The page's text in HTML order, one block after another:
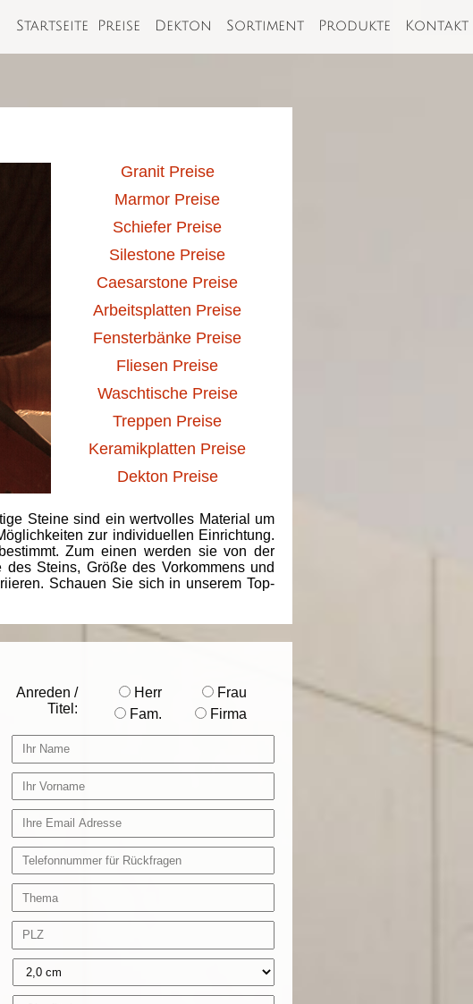
Startseite Preise Dekton Sortiment Produkte Kontakt
Granit Preise
Marmor Preise
Schiefer Preise
Silestone Preise
Caesarstone Preise
Arbeitsplatten Preise
Fensterbänke Preise
Fliesen Preise
Waschtische Preise
Treppen Preise
Keramikplatten Preise
Dekton Preise
Steine sind ein wertvolles Material um
zur individuellen Einrichtung.
Zum einen werden sie von der
Steins, Größe des Vorkommens und
Schauen Sie sich in unserem Top-
Anreden /
Titel:
Herr
Frau
Fam.
Firma